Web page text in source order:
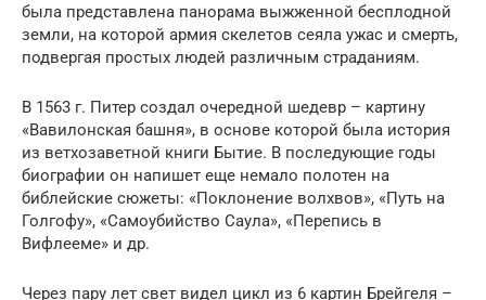
была представлена панорама выжженной бесплодной
земли, на которой армия скелетов сеяла ужас и смерть,
подвергая простых людей различным страданиям.
В 1563 г. Питер создал очередной шедевр – картину
«Вавилонская башня», в основе которой была история
из ветхозаветной книги Бытие. В последующие годы
биографии он напишет еще немало полотен на
библейские сюжеты: «Поклонение волхвов», «Путь на
Голгофу», «Самоубийство Саула», «Перепись в
Вифлееме» и др.
Через пару лет свет видел цикл из 6 картин Брейгеля –